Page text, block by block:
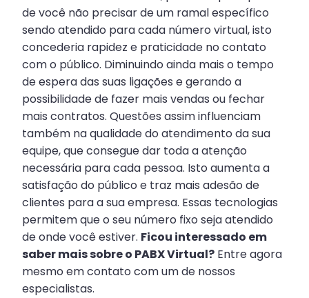
de você não precisar de um ramal específico
sendo atendido para cada número virtual, isto
concederia rapidez e praticidade no contato
com o público. Diminuindo ainda mais o tempo
de espera das suas ligações e gerando a
possibilidade de fazer mais vendas ou fechar
mais contratos. Questões assim influenciam
também na qualidade do atendimento da sua
equipe, que consegue dar toda a atenção
necessária para cada pessoa. Isto aumenta a
satisfação do público e traz mais adesão de
clientes para a sua empresa. Essas tecnologias
permitem que o seu número fixo seja atendido
de onde você estiver. Ficou interessado em
saber mais sobre o PABX Virtual? Entre agora
mesmo em contato com um de nossos
especialistas.